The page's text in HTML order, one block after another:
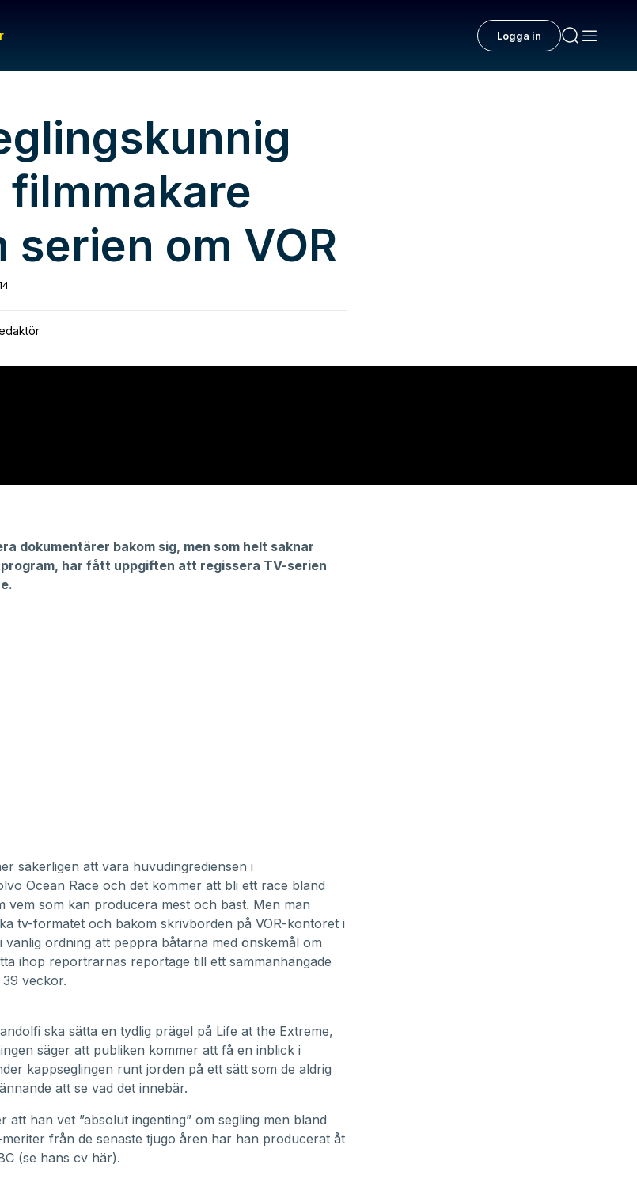
Logga in
serien om VOR
dokumentärer bakom sig, men som helt saknar
har fått uppgiften att regissera TV-serien
säkerligen att vara huvudingrediensen i
Ocean Race och det kommer att bli ett race bland
vem som kan producera mest och bäst. Men man
tv-formatet och bakom skrivborden på VOR-kontoret i
vanlig ordning att peppra båtarna med önskemål om
ihop reportrarnas reportage till ett sammanhängade
veckor.
ska sätta en tydlig prägel på Life at the Extreme,
säger att publiken kommer att få en inblick i
kappseglingen runt jorden på ett sätt som de aldrig
att se vad det innebär.
att han vet ”absolut ingenting” om segling men bland
från de senaste tjugo åren har han producerat åt
(se hans cv här).